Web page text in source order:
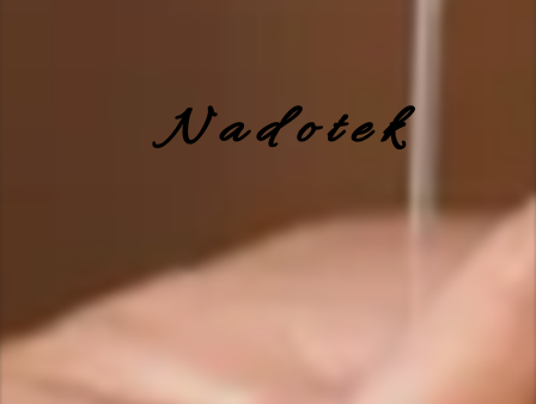
N a d o t e k